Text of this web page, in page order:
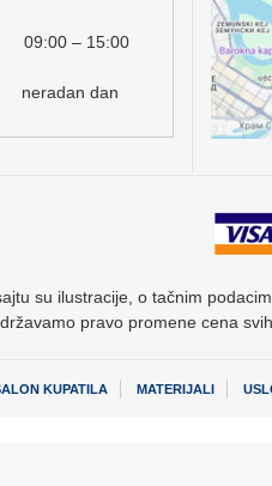
09:00 – 15:00
neradan dan
su ilustracije, o tačnim
pravo promene cena
KUPATILA MATERIJALI